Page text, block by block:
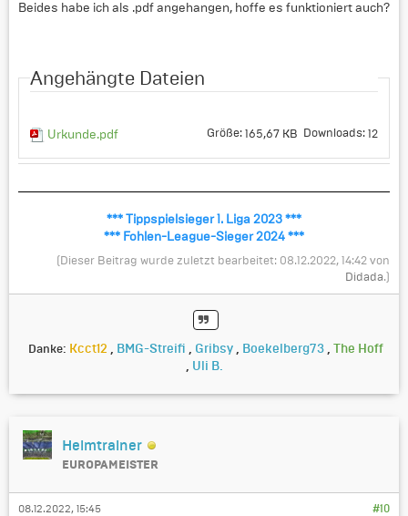
Beides habe ich als .pdf angehangen, hoffe es funktioniert auch?
Angehängte Dateien
Urkunde.pdf Größe: 165,67 KB Downloads: 12
*** Tippspielsieger 1. Liga 2023 ***
*** Fohlen-League-Sieger 2024 ***
(Dieser Beitrag wurde zuletzt bearbeitet: 08.12.2022, 14:42 von
Didada.)
Danke: Kcct12 , BMG-Streifi , Gribsy, Boekelberg73, The Hoff
, Uli B.
Heimtrainer
EUROPAMEISTER
#10
08.12.2022, 15:45